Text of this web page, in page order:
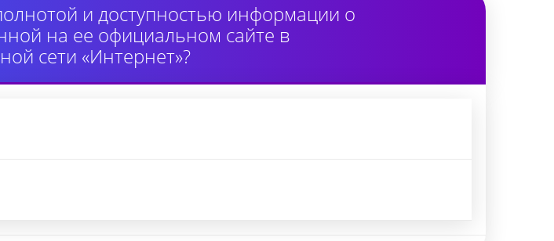
и доступностью информации о
на ее официальном сайте в
сети «Интернет»?